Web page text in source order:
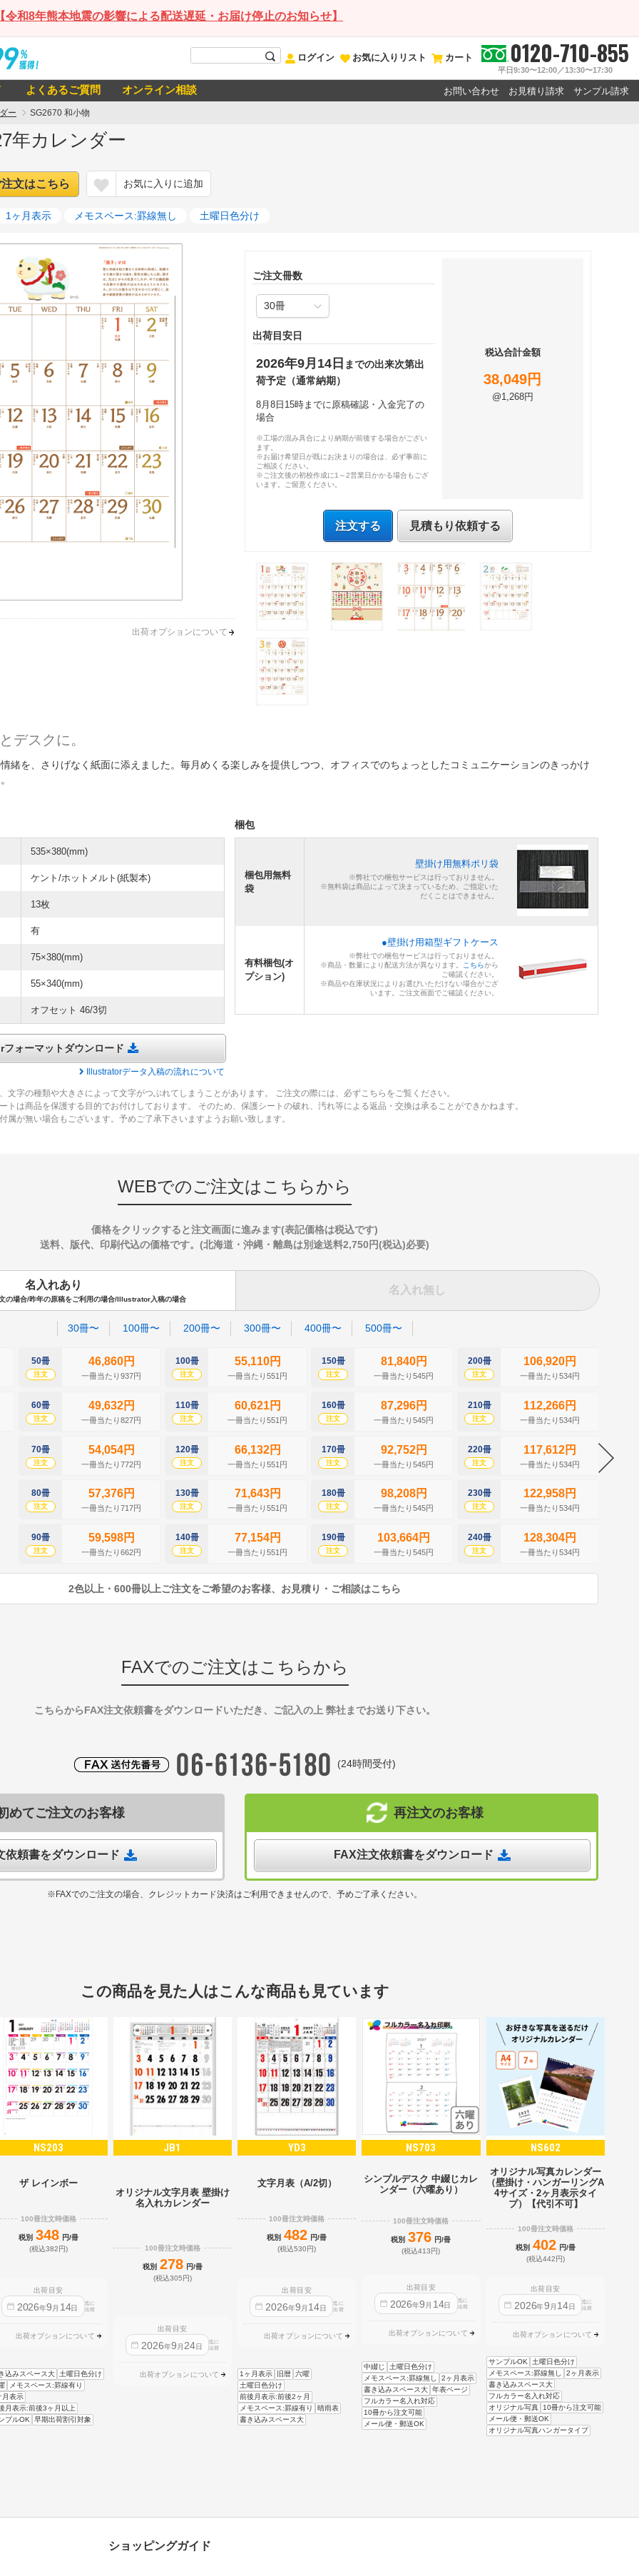
令和8年熊本地震の影響による配送遅延・お届け停止のお知らせ】
ログイン お気に入りリスト カート 0120-710-855
平日9:30〜12:00／13:30〜17:30
よくあるご質問 オンライン相談 お問い合わせ お見積り請求 サンプル請求
ー SG2670 和小物
年カレンダー
文はこちら お気に入りに追加
1ヶ月表示 メモスペース:罫線無し 土曜日色分け
出荷オプションについて
ご注文冊数
出荷目安日
2026年9月14日 までの出来次第出
荷予定（通常納期）
8月8日15時までに原稿確認・入金完了の
場合
※工場の混み具合により納期が前後する場合がござい
ます。
※お届け希望日が既にお決まりの場合は、必ず事前に
ご相談ください。
※ご注文後の初校作成に1～2営業日かかる場合もござ
います。ご留意ください。
税込合計金額
38,049円
@1,268円
注文する 見積もり依頼する
デスクに。
緒を、さりげなく紙面に添えました。毎月めくる楽しみを提供しつつ、オフィスでのちょっとしたコミュニケーションのきっかけ
535×380(mm)
ケント/ホットメルト(紙製本)
13枚
有
75×380(mm)
55×340(mm)
オフセット 46/3切
ォーマットダウンロード
Illustratorデータ入稿の流れについて
梱包
梱包用無料
袋
壁掛け用無料ポリ袋
※弊社での梱包サービスは行っておりません。
※無料袋は商品によって決まっているため、ご指定いた
だくことはできません。
有料梱包(オ
プション)
●壁掛け用箱型ギフトケース
※弊社での梱包サービスは行っておりません。
※商品・数量により配送方法が異なります。
こちらから
ご確認ください。
※商品や在庫状況によりお選びいただけない場合がござ
います。ご注文画面でご確認ください。
字の種類や大きさによって文字がつぶれてしまうことがあります。 ご注文の際には、必ずこちらをご覧ください。
は商品を保護する目的でお付けしております。 そのため、保護シートの破れ、汚れ等による返品・交換は承ることができかねます。
属が無い場合もございます。予めご了承下さいますようお願い致します。
WEBでのご注文はこちらから
価格をクリックすると注文画面に進みます(表記価格は税込です)
送料、版代、印刷代込の価格です。(北海道・沖縄・離島は別途送料2,750円(税込)必要)
名入れあり
の場合/昨年の原稿をご利用の場合/Illustrator入稿の場合
名入れ無し
30冊〜 100冊〜 200冊〜 300冊〜 400冊〜 500冊〜
50冊
注文
46,860円
一冊当たり937円
60冊
注文
49,632円
一冊当たり827円
70冊
注文
54,054円
一冊当たり772円
80冊
注文
57,376円
一冊当たり717円
90冊
注文
59,598円
一冊当たり662円
100冊
注文
55,110円
一冊当たり551円
110冊
注文
60,621円
一冊当たり551円
120冊
注文
66,132円
一冊当たり551円
130冊
注文
71,643円
一冊当たり551円
140冊
注文
77,154円
一冊当たり551円
150冊
注文
81,840円
一冊当たり545円
160冊
注文
87,296円
一冊当たり545円
170冊
注文
92,752円
一冊当たり545円
180冊
注文
98,208円
一冊当たり545円
190冊
注文
103,664円
一冊当たり545円
200冊
注文
106,920円
一冊当たり534円
210冊
注文
112,266円
一冊当たり534円
220冊
注文
117,612円
一冊当たり534円
230冊
注文
122,958円
一冊当たり534円
240冊
注文
128,304円
一冊当たり534円
2色以上・600冊以上ご注文をご希望のお客様、お見積り・ご相談はこちら
FAXでのご注文はこちらから
こちらからFAX注文依頼書をダウンロードいただき、ご記入の上 弊社までお送り下さい。
(24時間受付)
めてご注文のお客様
依頼書をダウンロード
再注文のお客様
FAX注文依頼書をダウンロード
※FAXでのご注文の場合、クレジットカード決済はご利用できませんので、予めご了承ください。
この商品を見た人はこんな商品も見ています
NS203
ザ レインボー
100冊注文時価格
税別 348 円/冊
(税込382円)
出荷目安
2026年9 月 14日
迄に
出荷
出荷オプションについて
込みスペース大
土曜日色分け
メモスペース:罫線有り
月表示
月表示:前後3ヶ月以上
プルOK
早期出荷割引対象
JB1
オリジナル文字月表 壁掛け
名入れカレンダー
100冊注文時価格
税別 278 円/冊
(税込305円)
出荷目安
2026年9 月 24日
迄に
出荷
出荷オプションについて
YD3
文字月表（A/2切）
100冊注文時価格
税別 482 円/冊
(税込530円)
出荷目安
2026年9 月 14日
迄に
出荷
出荷オプションについて
1ヶ月表示 旧暦 六曜
土曜日色分け
前後月表示:前後2ヶ月
メモスペース:罫線有り
晴雨表
書き込みスペース大
NS703
シンプルデスク 中綴じカレ
ンダー（六曜あり）
100冊注文時価格
税別 376 円/冊
(税込413円)
出荷目安
2026年9 月 14日
迄に
出荷
出荷オプションについて
中綴じ
土曜日色分け
メモスペース:罫線無し
2ヶ月表示
書き込みスペース大 年表ページ
フルカラー名入れ対応
10冊から注文可能
メール便・郵送OK
NS602
オリジナル写真カレンダー
（壁掛け・ハンガーリングA
4サイズ・2ヶ月表示タイ
プ）【代引不可】
100冊注文時価格
税別 402 円/冊
(税込442円)
出荷目安
2026年9 月 14日
迄に
出荷
出荷オプションについて
サンプルOK 土曜日色分け
メモスペース:罫線無し
2ヶ月表示
書き込みスペース大
フルカラー名入れ対応
オリジナル写真 10冊から注文可能
メール便・郵送OK
オリジナル写真ハンガータイプ
ショッピングガイド